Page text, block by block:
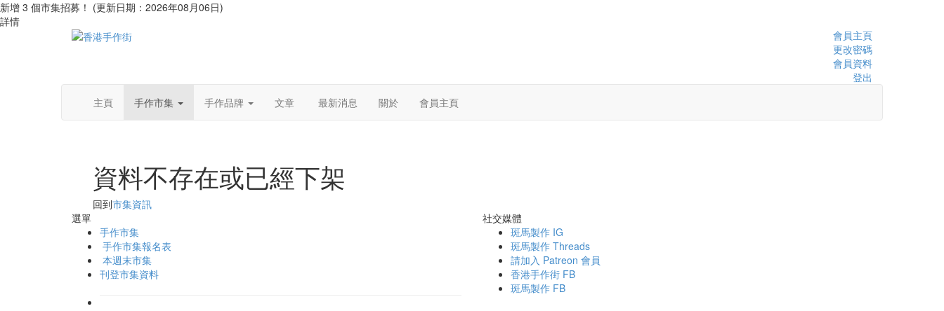
新增 3 個市集招募！ (更新日期：2026年08月06日)
詳情
會員主頁
更改密碼
會員資料
登出
主頁
手作市集 手作品牌 文章 最新消息 關於 會員主頁
資料不存在或已經下架
回到市集資訊
選單
手作市集
手作市集報名表
本週末市集
刊登市集資料
社交媒體
斑馬製作 IG
斑馬製作 Threads
請加入 Patreon 會員
香港手作街 FB
斑馬製作 FB